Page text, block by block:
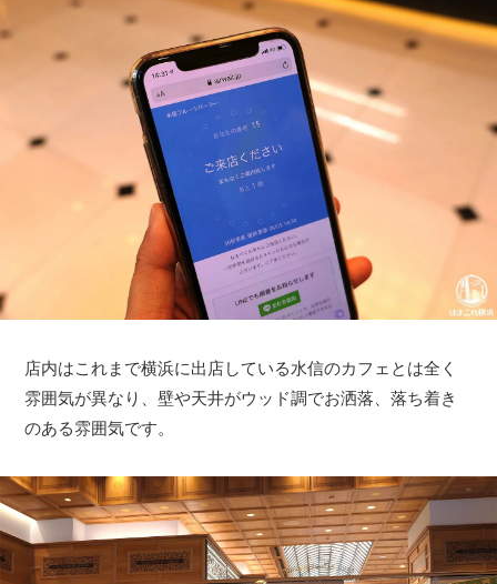
店内はこれまで横浜に出店している水信のカフェとは全く
雰囲気が異なり、壁や天井がウッド調でお洒落、落ち着き
のある雰囲気です。